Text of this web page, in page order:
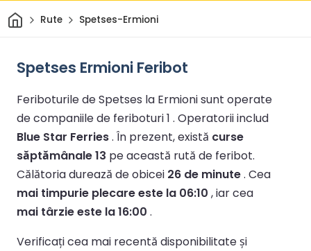
AcasăRute Spetses-Ermioni
Spetses Ermioni Feribot
Feriboturile de Spetses la Ermioni sunt operate
de companiile de feriboturi 1 . Operatorii includ
Blue Star Ferries. În prezent, există curse
săptămânale 13 pe această rută de feribot.
Călătoria durează de obicei 26 de minute. Cea
mai timpurie plecare este la 06:10 , iar cea
mai târzie este la 16:00 .
Verificați cea mai recentă disponibilitate și